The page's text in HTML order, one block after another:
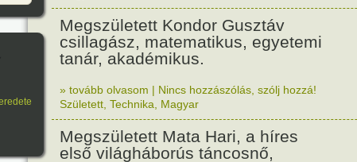
Megszületett Kondor Gusztáv
csillagász, matematikus, egyetemi
tanár, akadémikus.
» tovább olvasom | Nincs hozzászólás, szólj hozzá!
Született Technika Magyar
Megszületett Mata Hari, a híres
első világháborús táncosnő,